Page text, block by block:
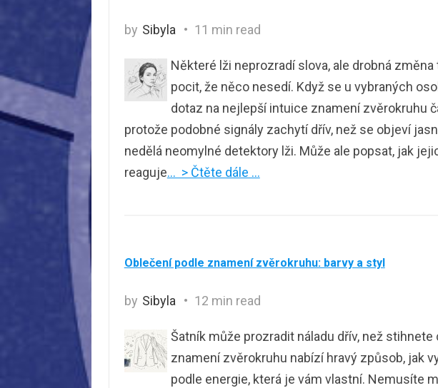
by Sibyla 11 min read
Některé lži neprozradí slova, ale drobná
pocit, že něco nesedí. Když se u vybraných
dotaz na nejlepší intuice znamení zvěrokruhu
protože podobné signály zachytí dřív, než se objeví
nedělá neomylné detektory lži. Může ale popsat, jak
reaguje… > Čtěte dále …
Oblečení podle znamení zvěrokruhu: barvy a styl
by Sibyla 12 min read
Šatník může prozradit náladu dřív, než
znamení zvěrokruhu nabízí hravý způsob, jak
podle energie, která je vám vlastní. Nemusíte